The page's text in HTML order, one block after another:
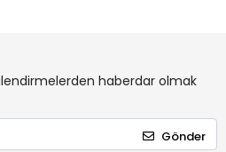
haberdar olmak
Gönder